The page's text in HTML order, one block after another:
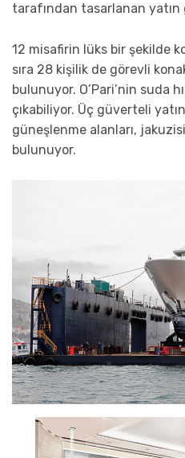
tarafından tasarlanan yatın
12 misafirin lüks bir şekilde
sıra 28 kişilik de görevli
bulunuyor. O’Pari’nin suda
çıkabiliyor. Üç güverteli
güneşlenme alanları,
bulunuyor.